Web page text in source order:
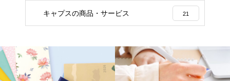
キャプスの商品・サービス 21